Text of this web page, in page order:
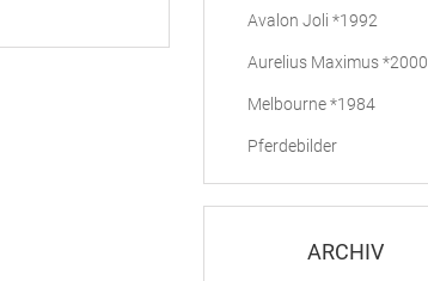
Avalon Joli *1992
Aurelius Maximus *2000
Melbourne *1984
Pferdebilder
ARCHIV